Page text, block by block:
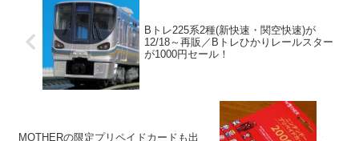
Bトレ225系2種(新快速・関空快速)が
12/18～再販／Bトレひかりレールスター
が1000円セール！
MOTHERの限定プリペイドカードも出